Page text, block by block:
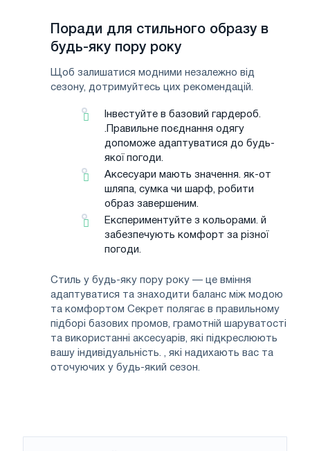
Поради для стильного образу в
будь-яку пору року
Щоб залишатися модними незалежно від
сезону, дотримуйтесь цих рекомендацій.
Інвестуйте в базовий гардероб.
.Правильне поєднання одягу
допоможе адаптуватися до будь-
якої погоди.
Аксесуари мають значення. як-от
шляпа, сумка чи шарф, робити
образ завершеним.
Експериментуйте з кольорами. й
забезпечують комфорт за різної
погоди.
Стиль у будь-яку пору року — це вміння
адаптуватися та знаходити баланс між модою
та комфортом Секрет полягає в правильному
підборі базових промов, грамотній шаруватості
та використанні аксесуарів, які підкреслюють
вашу індивідуальність. , які надихають вас та
оточуючих у будь-який сезон.